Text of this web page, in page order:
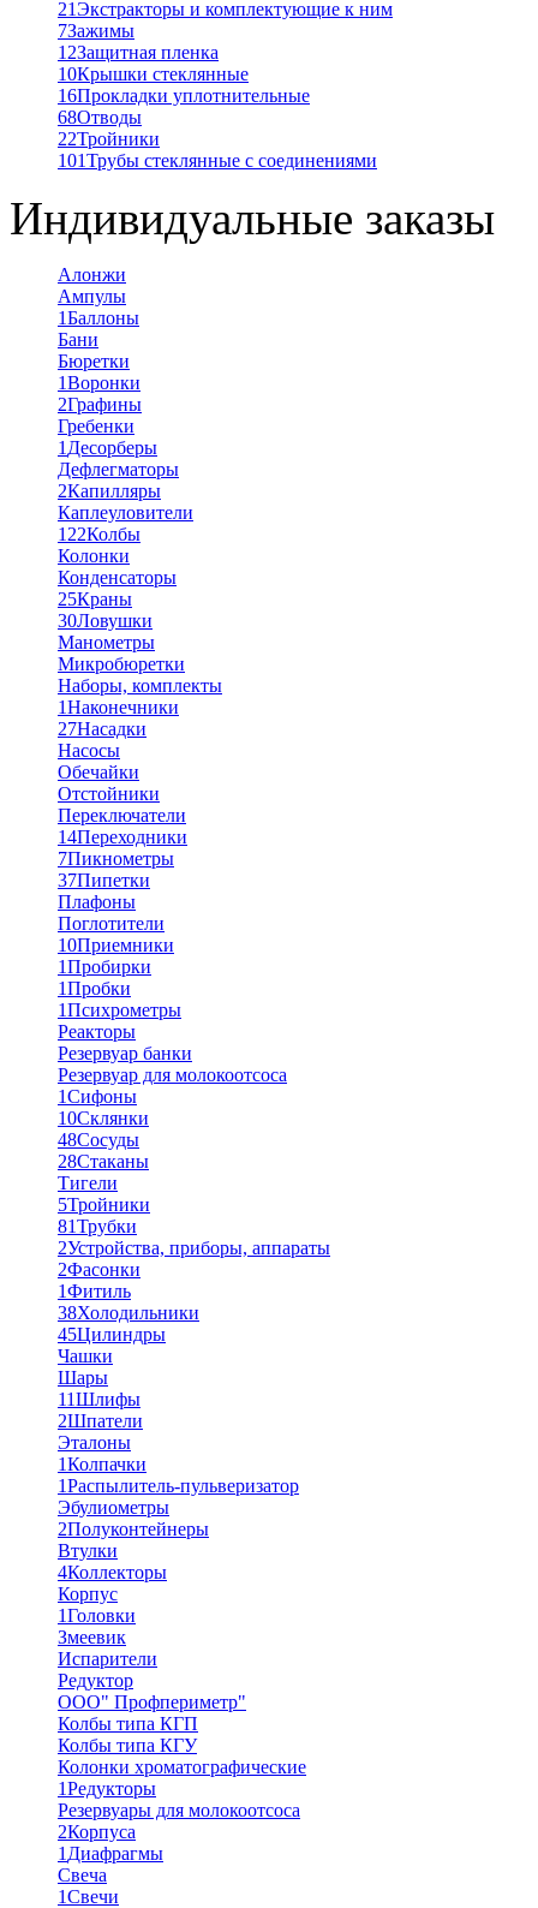
21Экстракторы и комплектующие к ним
7Зажимы
12Защитная пленка
10Крышки стеклянные
16Прокладки уплотнительные
68Отводы
22Тройники
101Трубы стеклянные с соединениями
Индивидуальные заказы
Алонжи
Ампулы
1Баллоны
Бани
Бюретки
1Воронки
2Графины
Гребенки
1 Десорберы
Дефлегматоры
2Капилляры
Каплеуловители
122Колбы
Колонки
Конденсаторы
25Краны
30Ловушки
Манометры
Микробюретки
Наборы, комплекты
1Наконечники
27Насадки
Насосы
Обечайки
Отстойники
Переключатели
14Переходники
7Пикнометры
37Пипетки
Плафоны
Поглотители
10Приемники
1Пробирки
1Пробки
1Психрометры
Реакторы
Резервуар банки
Резервуар для молокоотсоса
1Сифоны
10Склянки
48Сосуды
28Стаканы
Тигели
5Тройники
81Трубки
2Устройства, приборы, аппараты
2Фасонки
1Фитиль
38Холодильники
45Цилиндры
Чашки
Шары
11Шлифы
2Шпатели
Эталоны
1Колпачки
1Распылитель-пульверизатор
Эбулиометры
2Полуконтейнеры
Втулки
4Коллекторы
Корпус
1Головки
Змеевик
Испарители
Редуктор
ООО" Профпериметр"
Колбы типа КГП
Колбы типа КГУ
Колонки хроматографические
1Редукторы
Резервуары для молокоотсоса
2Корпуса
1 Диафрагмы
Свеча
1Свечи